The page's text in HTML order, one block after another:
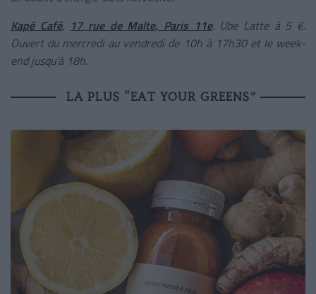
Kapé Café, 17 rue de Malte, Paris 11e. Ube Latte à 5 €.
Ouvert du mercredi au vendredi de 10h à 17h30 et le week-
end jusqu’à 18h.
LA PLUS “EAT YOUR GREENS”